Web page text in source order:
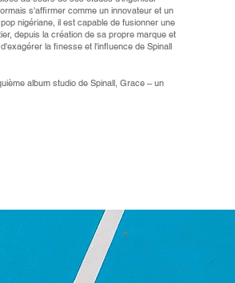
s'affirmer comme un innovateur et un
nigériane, il est capable de fusionner une
depuis la création de sa propre marque et
la finesse et l'influence de Spinall
album studio de Spinall, Grace – un